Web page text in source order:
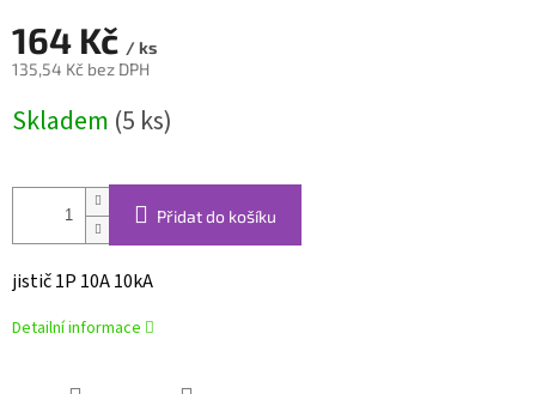
164 Kč / ks
135,54 Kč bez DPH
cena:
Skladem (5 ks)
Přidat do košíku
jistič 1P 10A 10kA
Detailní informace